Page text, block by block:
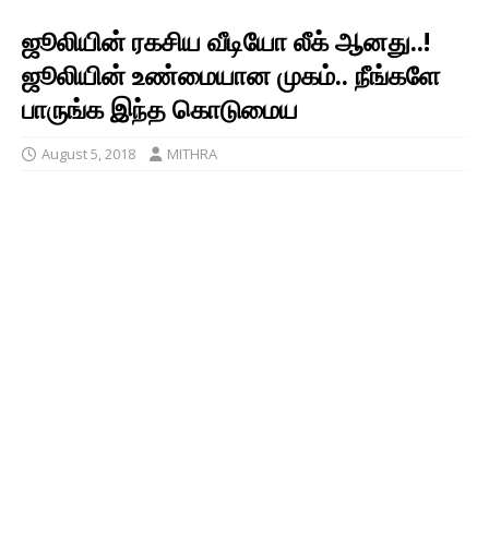
ஜூலியின் ரகசிய வீடியோ லீக் ஆனது..!
ஜூலியின் உண்மையான முகம்.. நீங்களே
பாருங்க இந்த கொடுமைய
August 5, 2018 MITHRA